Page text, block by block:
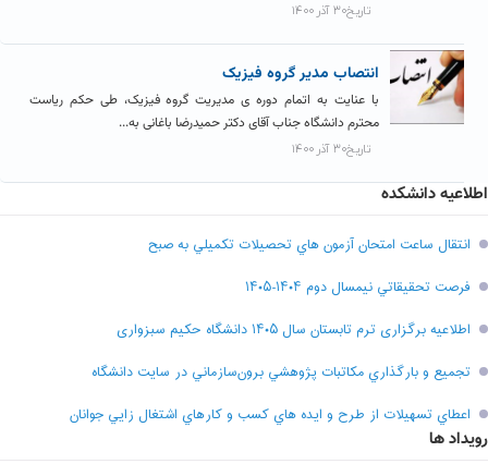
تاریخ۳۰ آذر ۱۴۰۰
انتصاب مدیر گروه فیزیک
با عنایت به اتمام دوره ی مدیریت گروه فیزیک، طی حکم ریاست
محترم دانشگاه جناب آقای دکتر حمیدرضا باغانی به...
تاریخ۳۰ آذر ۱۴۰۰
اطلاعیه دانشکده
انتقال ساعت امتحان آزمون هاي تحصيلات تکميلي به صبح
فرصت تحقيقاتي نیمسال دوم ۱۴۰۴-۱۴۰۵
اطلاعیه برگزاری ترم تابستان سال ۱۴۰۵ دانشگاه حکیم سبزواری
تجميع و بارگذاري مکاتبات پژوهشي برون‌سازماني در سايت دانشگاه
اعطاي تسهيلات از طرح و ايده هاي کسب و کارهاي اشتغال زايي جوانان
رویداد ها